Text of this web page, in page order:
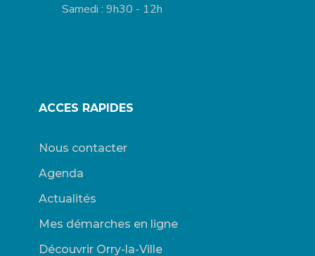
Samedi : 9h30 - 12h
ACCES RAPIDES
Nous contacter
Agenda
Actualités
Mes démarches en ligne
Découvrir Orry-la-Ville